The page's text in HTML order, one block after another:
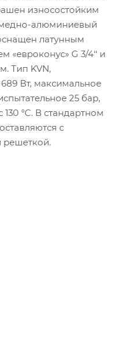
износостойким
алюминиевый
латунным
«евроконус» G 3/4‘‘ и
Тип KVN,
Вт, максимальное
25 бар,
°C. В стандартном
с